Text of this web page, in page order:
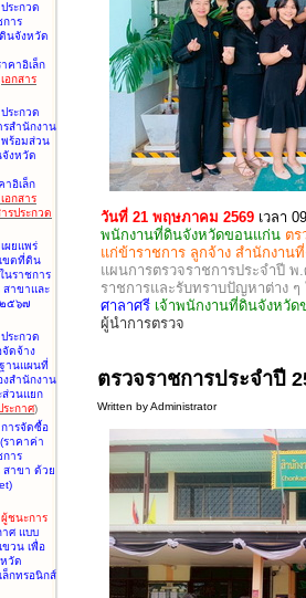
ประกวด
การ
นจังหวัด
คาอิเล็ก
เอกสาร
ประกวด
รสำนักงาน
ร้อมส่วน
งหวัด
อิเล็ก
เอกสาร
ารประกวด
เผยแพร่
ขตที่ดิน
นราชการ
าขาและ
๒๕๖๗
ประกวด
จัดจ้าง
านแผนที่
งสำนักงาน
วนแยก
ระกาศ)
การจัดซื้อ
ราคาค่า
การ
าขา ด้วย
ผู้ชนะการ
าศ แบบ
วน เพื่อ
วัด
กทรอนิกส์
วันที่ 21 พฤษภาคม 2569 เวลา
พนักงานที่ดินจังหวัดขอนแก่น ตร
แก่ข้าราชการ ลูกจ้าง สำนักงา
แผนการตรวจราชการประจำปี พ
ราชการและรับทราบปัญหาต่าง
ศาลาศรี เจ้าพนักงานที่ดินจังหวั
ผู้นำการตรวจ
ตรวจราชการประจำปี
Written by Administrator